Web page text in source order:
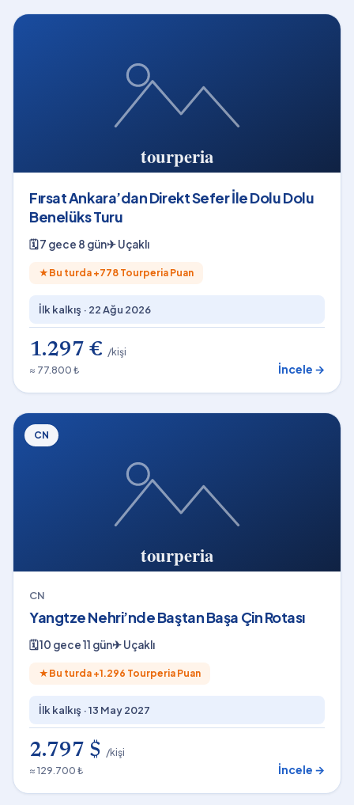
Fırsat Ankara’dan Direkt Sefer İle Dolu Dolu
Benelüks Turu
🗓7 gece 8 gün✈Uçaklı
★ Bu turda +778 Tourperia Puan
İlk kalkış · 22 Ağu 2026
1.297 € /kişi
≈ 77.800 ₺
İncele →
CN
CN
Yangtze Nehri’nde Baştan Başa Çin Rotası
🗓10 gece 11 gün✈Uçaklı
★ Bu turda +1.296 Tourperia Puan
İlk kalkış ·13 May 2027
2.797 $ /kişi
≈ 129.700 ₺
İncele →